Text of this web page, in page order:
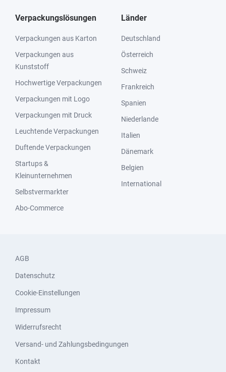
Verpackungslösungen
Verpackungen aus Karton
Verpackungen aus
Kunststoff
Hochwertige Verpackungen
Verpackungen mit Logo
Verpackungen mit Druck
Leuchtende Verpackungen
Duftende Verpackungen
Startups &
Kleinunternehmen
Selbstvermarkter
Abo-Commerce
Länder
Deutschland
Österreich
Schweiz
Frankreich
Spanien
Niederlande
Italien
Dänemark
Belgien
International
AGB
Datenschutz
Cookie-Einstellungen
Impressum
Widerrufsrecht
Versand- und Zahlungsbedingungen
Kontakt